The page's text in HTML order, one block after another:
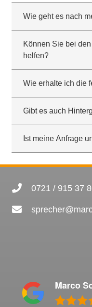
Wie geht es nach
Können Sie bei
helfen?
Wie erhalte ich die
Gibt es auch
Ist meine Anfrage
0721 / 915 37
Marco